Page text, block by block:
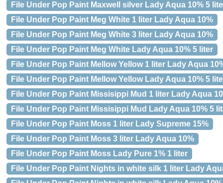
File Under Pop Paint Maxwell silver Lady Aqua 10% 5
File Under Pop Paint Meg White 1 liter Lady Aqua 10%
File Under Pop Paint Meg White 3 liter Lady Aqua 10%
File Under Pop Paint Meg White Lady Aqua 10% 5 liter
File Under Pop Paint Mellow Yellow 1 liter Lady Aqua
File Under Pop Paint Mellow Yellow Lady Aqua 10% 5
File Under Pop Paint Missisippi Mud 1 liter Lady Aqua
File Under Pop Paint Missisippi Mud Lady Aqua 10% 5
File Under Pop Paint Moss 1 liter Lady Supreme 15%
File Under Pop Paint Moss 3 liter Lady Aqua 10%
File Under Pop Paint Moss Lady Pure 1% 1 liter
File Under Pop Paint Nights in white silk 1 liter Lady